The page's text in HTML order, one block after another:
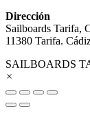
Dirección
Sailboards Tarifa,
11380 Tarifa.
SAILBOARDS
×